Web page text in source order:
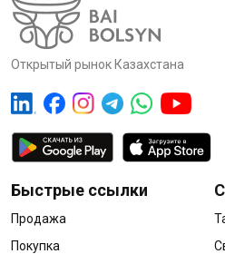
Открытый рынок Казахстана
Быстрые ссылки
Продажа
Покупка